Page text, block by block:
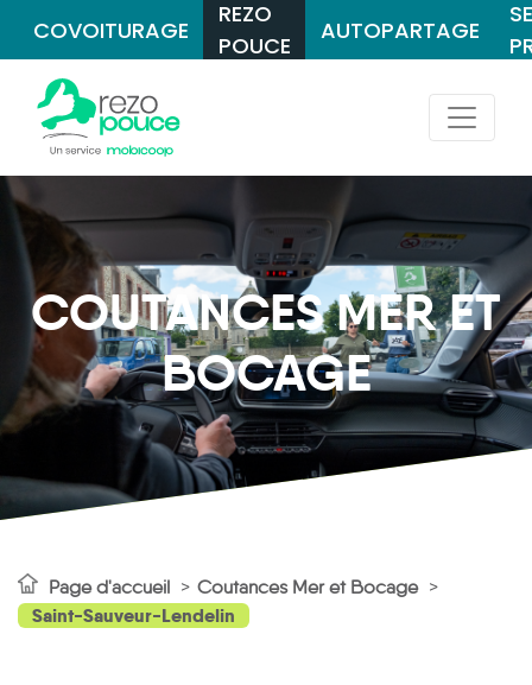
COVOITURAGE
REZO
POUCE
AUTOPARTAGE
COUTANCES MER ET
BOCAGE
Page d'accueil Coutances Mer et Bocage
Saint-Sauveur-Lendelin